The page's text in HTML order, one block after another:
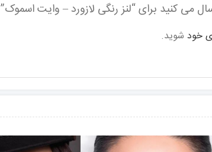
می کنید برای “لنز رنگی لازورد – وایت اسموک”
خود شوید.